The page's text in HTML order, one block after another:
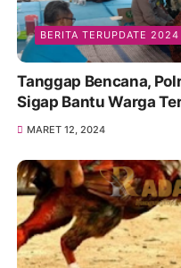
BERITA TERUPDATE 2024
Tanggap Bencana,
Sigap Bantu Warga
MARET 12, 2024